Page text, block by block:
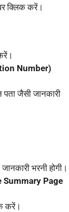
क्लिक करें।
Number)
पता जैसी जानकारी
भरनी होगी।
Summary Page
करें।